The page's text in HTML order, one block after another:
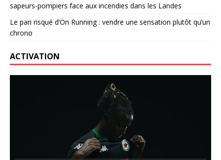
sapeurs-pompiers face aux incendies dans les Landes
Le pari risqué d’On Running : vendre une sensation plutôt qu’un
chrono
ACTIVATION